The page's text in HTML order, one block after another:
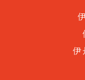
伊